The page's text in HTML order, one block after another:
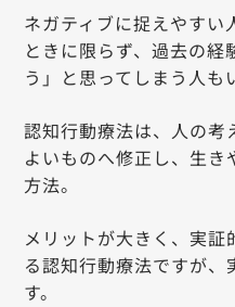
ネガティブに捉えやすい
ときに限らず、過去の
う」と思ってしまう人も
認知行動療法は、人の考
よいものへ修正し、生
方法。
メリットが大きく、実
る認知行動療法ですが
す。